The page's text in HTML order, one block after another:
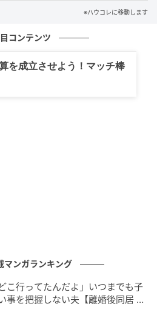
した。準備してきた内容を、
伝えることができました。会
かったよ」と上司が言ってく
今日もまた会議室の椅子に座
※ハウコレに移動します
コンテンツ
を成立させよう！マッチ棒
マンガランキング
こ行ってたんだよ」いつまでも子
事を把握しない夫【離婚後同居 Vo